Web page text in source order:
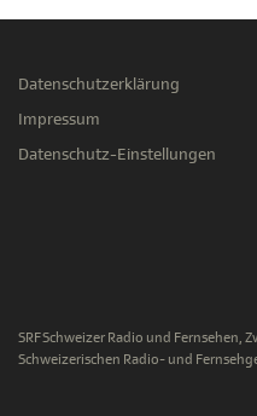
Datenschutzerklärung
Impressum
Datenschutz-Einstellungen
SRF Schweizer Radio und Fernsehen,
Schweizerischen Radio- und